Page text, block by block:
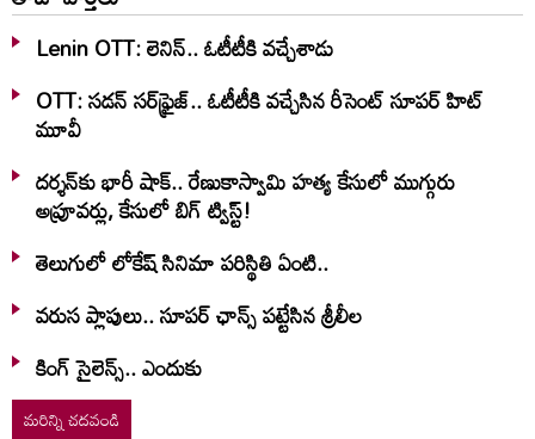
Lenin OTT: లెనిన్.. ఓటీటీకి వ‌చ్చేశాడు
OTT: స‌డ‌న్ స‌ర్‌ఫ్రైజ్‌.. ఓటీటీకి వ‌చ్చేసిన రీసెంట్ సూప‌ర్ హిట్
మూవీ
దర్శన్‌కు భారీ షాక్.. రేణుకాస్వామి హత్య కేసులో ముగ్గురు
అప్రూవర్లు, కేసులో బిగ్ ట్విస్ట్!
తెలుగులో లోకేష్ సినిమా పరిస్థితి ఏంటి..
వరుస ప్లాపులు.. సూపర్ ఛాన్స్ పట్టేసిన శ్రీలీల
కింగ్ సైలెన్స్.. ఎందుకు
మరిన్ని చదవండి